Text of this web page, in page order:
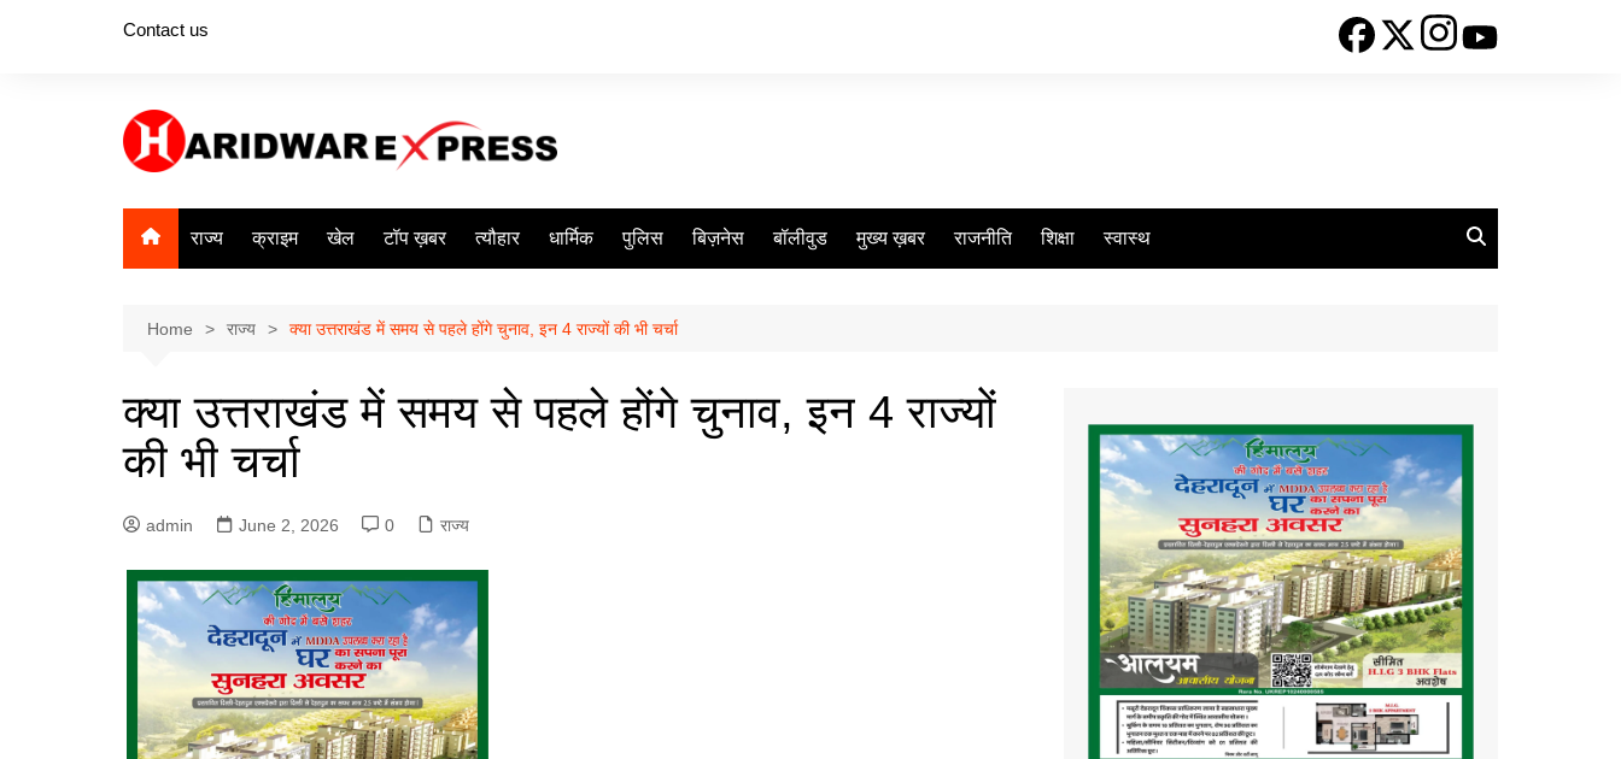
Contact us
राज्य क्राइम खेल टॉप ख़बर त्यौहार धार्मिक पुलिस बिज़नेस बॉलीवुड मुख्य ख़बर राजनीति शिक्षा स्वास्थ
Home राज्य क्या उत्तराखंड में समय से पहले होंगे चुनाव, इन 4 राज्यों की भी चर्चा
क्या उत्तराखंड में समय से पहले होंगे चुनाव, इन 4 राज्यों
की भी चर्चा
admin June 2, 2026 0 राज्य